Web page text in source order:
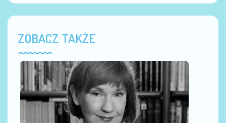
ZOBACZ TAKŻE